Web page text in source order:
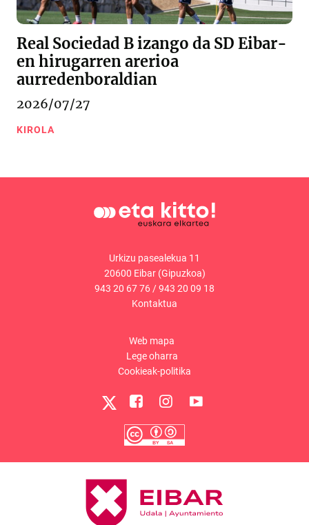
Real Sociedad B izango da SD Eibar-
en hirugarren arerioa
aurredenboraldian
2026/07/27
KIROLA
Urkizu pasealekua 11
20600 Eibar (Gipuzkoa)
943 20 67 76/943 20 09 18
Kontaktua
Web mapa
Lege oharra
Cookieak-politika